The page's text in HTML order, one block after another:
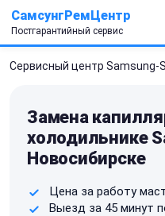
СамсунгРемЦентр
Постгарантийный сервис
Сервисный центр Samsung-
Замена
холодильнике
Новосибирске
Цена за работу
Выезд за 45 минут